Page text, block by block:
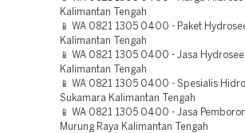
Kalimantan Tengah
📱 WA 0821 1305 0400 - Paket
Kalimantan Tengah
📱 WA 0821 1305 0400 - Jasa
Kalimantan Tengah
📱 WA 0821 1305 0400 - Spesialis
Sukamara Kalimantan Tengah
📱 WA 0821 1305 0400 - Jasa
Murung Raya Kalimantan Tengah